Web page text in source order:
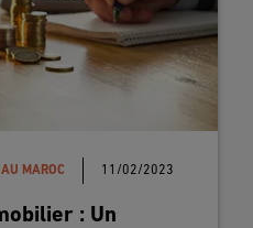
MAROC 11/02/2023
: Un